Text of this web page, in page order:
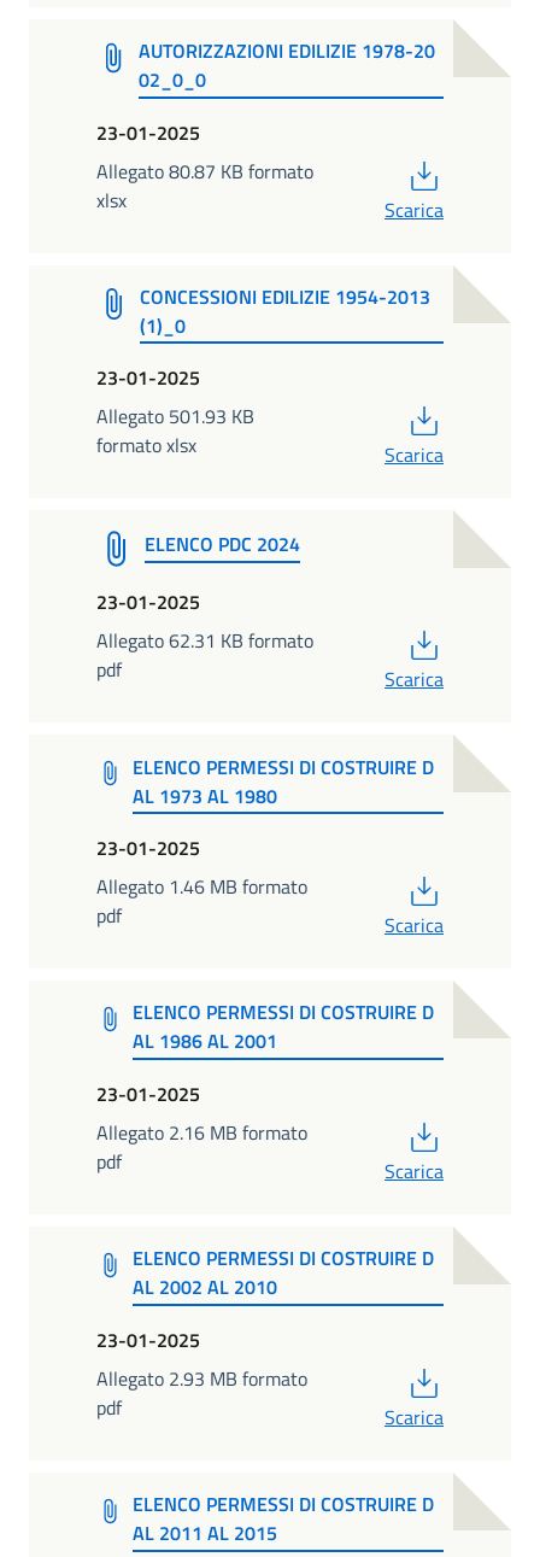
AUTORIZZAZIONI EDILIZIE 1978-20
02_0_0
23-01-2025
Allegato 80.87 KB formato
xlsx
Scarica
CONCESSIONI EDILIZIE 1954-2013
(1)_0
23-01-2025
Allegato 501.93 KB
formato xlsx
Scarica
ELENCO PDC 2024
23-01-2025
Allegato 62.31 KB formato
pdf
Scarica
ELENCO PERMESSI DI COSTRUIRE D
AL 1973 AL 1980
23-01-2025
Allegato 1.46 MB formato
pdf
Scarica
ELENCO PERMESSI DI COSTRUIRE D
AL 1986 AL 2001
23-01-2025
Allegato 2.16 MB formato
pdf
Scarica
ELENCO PERMESSI DI COSTRUIRE D
AL 2002 AL 2010
23-01-2025
Allegato 2.93 MB formato
pdf
Scarica
ELENCO PERMESSI DI COSTRUIRE D
AL 2011 AL 2015